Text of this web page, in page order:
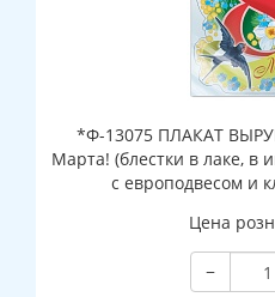
*Ф-13075 ПЛАКАТ
Марта! (блестки в лаке, в
с европодвесом и
Цена
−